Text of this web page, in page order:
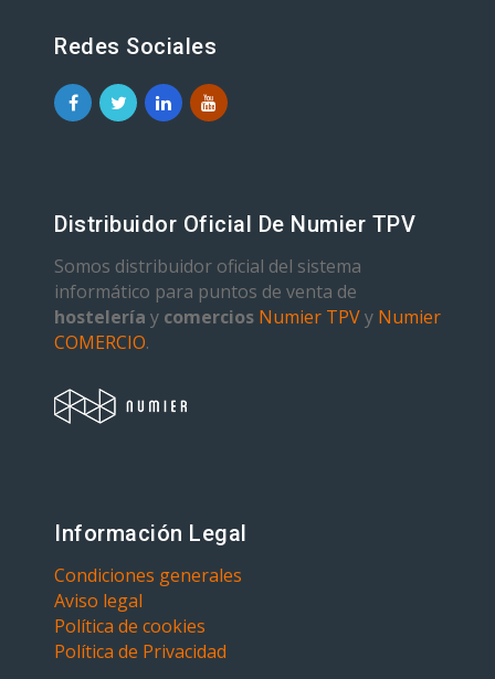
Redes Sociales
Distribuidor Oficial De Numier TPV
Somos distribuidor oficial del sistema
informático para puntos de venta de
hostelería y comercios Numier TPVy Numier
COMERCIO.
Información Legal
Condiciones generales
Aviso legal
Política de cookies
Política de Privacidad